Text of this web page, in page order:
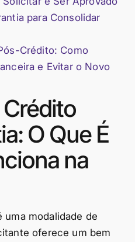
para Consolidar
Crédito: Como
e Evitar o Novo
O Que É
na
uma modalidade de
oferece um bem